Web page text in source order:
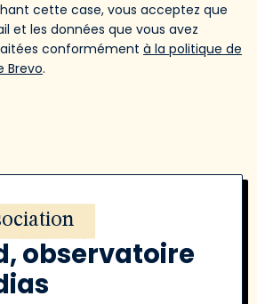
cette case, vous acceptez que
et les données que vous avez
conformément à la politique de
Brevo.
observatoire